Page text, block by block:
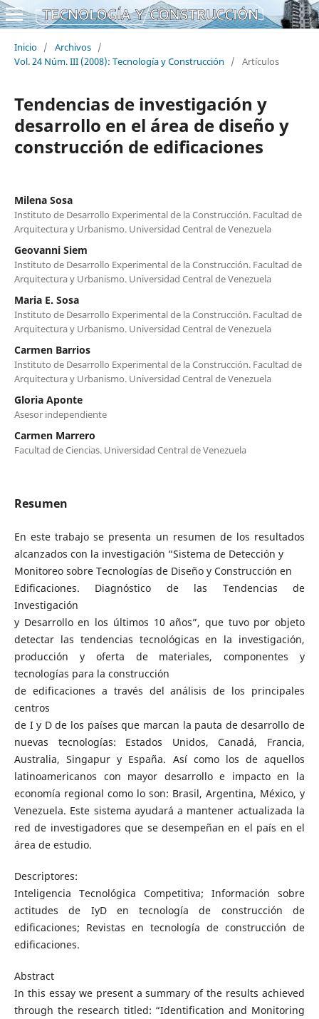
Inicio / Archivos /
Vol. 24 Núm. III (2008): Tecnología y Construcción
/ Artículos
Tendencias de investigación y
desarrollo en el área de diseño y
construcción de edificaciones
Milena Sosa
Instituto de Desarrollo Experimental de la Construcción. Facultad de
Arquitectura y Urbanismo. Universidad Central de Venezuela
Geovanni Siem
Instituto de Desarrollo Experimental de la Construcción. Facultad de
Arquitectura y Urbanismo. Universidad Central de Venezuela
Maria E. Sosa
Instituto de Desarrollo Experimental de la Construcción. Facultad de
Arquitectura y Urbanismo. Universidad Central de Venezuela
Carmen Barrios
Instituto de Desarrollo Experimental de la Construcción. Facultad de
Arquitectura y Urbanismo. Universidad Central de Venezuela
Gloria Aponte
Asesor independiente
Carmen Marrero
Facultad de Ciencias. Universidad Central de Venezuela
Resumen
En este trabajo se presenta un resumen de los resultados
alcanzados con la investigación “Sistema de Detección y
Monitoreo sobre Tecnologías de Diseño y Construcción en
Edificaciones. Diagnóstico de las Tendencias de
Investigación
y Desarrollo en los últimos 10 años”, que tuvo por objeto
detectar las tendencias tecnológicas en la investigación,
producción y oferta de materiales, componentes y
tecnologías para la construcción
de edificaciones a través del análisis de los principales
centros
de I y D de los países que marcan la pauta de desarrollo de
nuevas tecnologías: Estados Unidos, Canadá, Francia,
Australia, Singapur y España. Así como los de aquellos
latinoamericanos con mayor desarrollo e impacto en la
economía regional como lo son: Brasil, Argentina, México, y
Venezuela. Este sistema ayudará a mantener actualizada la
red de investigadores que se desempeñan en el país en el
área de estudio.
Descriptores:
Inteligencia Tecnológica Competitiva; Información sobre
actitudes de IyD en tecnología de construcción de
edificaciones; Revistas en tecnología de construcción de
edificaciones.
Abstract
In this essay we present a summary of the results achieved
through the research titled: “Identification and Monitoring